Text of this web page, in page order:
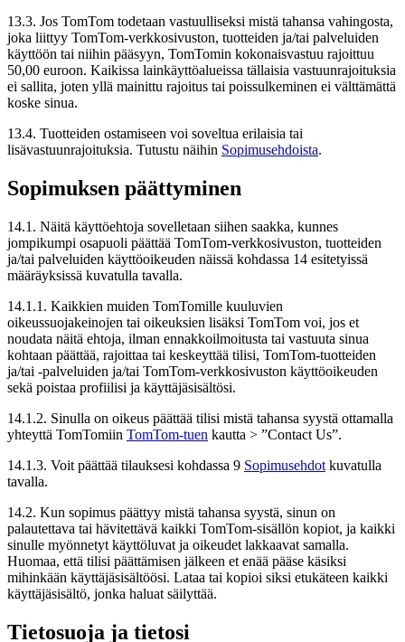
13.3. Jos TomTom todetaan vastuulliseksi mistä tahansa vahingosta,
joka liittyy TomTom-verkkosivuston, tuotteiden ja/tai palveluiden
käyttöön tai niihin pääsyyn, TomTomin kokonaisvastuu rajoittuu
50,00 euroon. Kaikissa lainkäyttöalueissa tällaisia vastuunrajoituksia
ei sallita, joten yllä mainittu rajoitus tai poissulkeminen ei välttämättä
koske sinua.
13.4. Tuotteiden ostamiseen voi soveltua erilaisia tai
lisävastuunrajoituksia. Tutustu näihin Sopimusehdoista.
Sopimuksen päättyminen
14.1. Näitä käyttöehtoja sovelletaan siihen saakka, kunnes
jompikumpi osapuoli päättää TomTom-verkkosivuston, tuotteiden
ja/tai palveluiden käyttöoikeuden näissä kohdassa 14 esitetyissä
määräyksissä kuvatulla tavalla.
14.1.1. Kaikkien muiden TomTomille kuuluvien
oikeussuojakeinojen tai oikeuksien lisäksi TomTom voi, jos et
noudata näitä ehtoja, ilman ennakkoilmoitusta tai vastuuta sinua
kohtaan päättää, rajoittaa tai keskeyttää tilisi, TomTom-tuotteiden
ja/tai -palveluiden ja/tai TomTom-verkkosivuston käyttöoikeuden
sekä poistaa profiilisi ja käyttäjäsisältösi.
14.1.2. Sinulla on oikeus päättää tilisi mistä tahansa syystä ottamalla
yhteyttä TomTomiin TomTom-tuen kautta > ”Contact Us”.
14.1.3. Voit päättää tilauksesi kohdassa 9 Sopimusehdot kuvatulla
tavalla.
14.2. Kun sopimus päättyy mistä tahansa syystä, sinun on
palautettava tai hävitettävä kaikki TomTom-sisällön kopiot, ja kaikki
sinulle myönnetyt käyttöluvat ja oikeudet lakkaavat samalla.
Huomaa, että tilisi päättämisen jälkeen et enää pääse käsiksi
mihinkään käyttäjäsisältöösi. Lataa tai kopioi siksi etukäteen kaikki
käyttäjäsisältö, jonka haluat säilyttää.
Tietosuoja ja tietosi